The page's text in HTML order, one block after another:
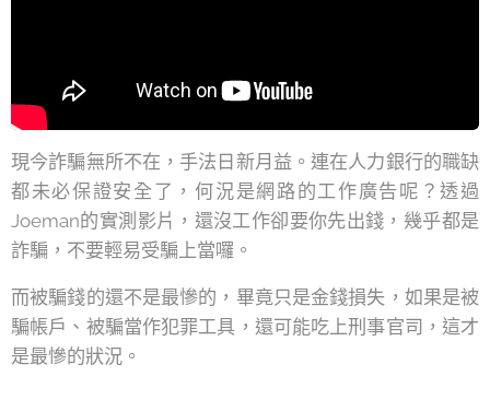
現今詐騙無所不在，手法日新月益。連在人力銀行的職缺
都未必保證安全了，何況是網路的工作廣告呢？透過
Joeman的實測影片，還沒工作卻要你先出錢，幾乎都是
詐騙，不要輕易受騙上當囉。
而被騙錢的還不是最慘的，畢竟只是金錢損失，如果是被
騙帳戶、被騙當作犯罪工具，還可能吃上刑事官司，這才
是最慘的狀況。